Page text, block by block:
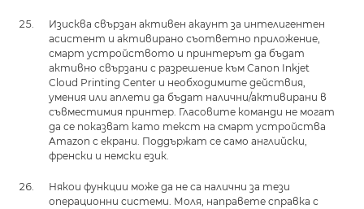
Изисква свързан активен акаунт за интелигентен
асистент и активирано съответно приложение,
смарт устройството и принтерът да бъдат
активно свързани с разрешение към Canon Inkjet
Cloud Printing Center и необходимите действия,
умения или аплети да бъдат налични/активирани в
съвместимия принтер. Гласовите команди не могат
да се показват като текст на смарт устройства
Amazon с екрани. Поддържат се само английски,
френски и немски език.
Някои функции може да не са налични за тези
операционни системи. Моля, направете справка с